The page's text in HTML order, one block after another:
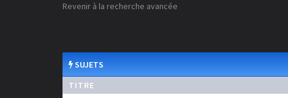
Revenir à la recherche avancée
SUJETS
TITRE